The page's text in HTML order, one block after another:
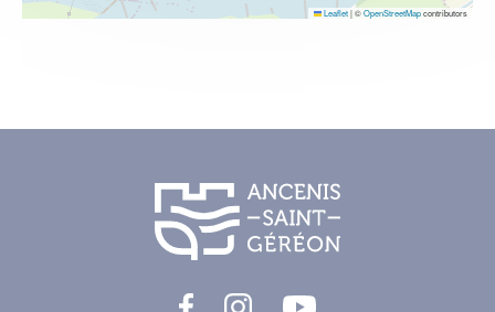
Leaflet|©OpenStreetMapcontributors